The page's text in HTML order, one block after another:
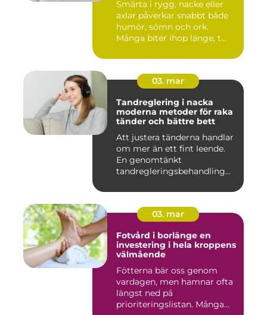
Smärta i rygg, nacke eller
axlar påverkar snabbt både
humör, sömn och ork.
Många biter ihop länge, t...
03. mar
Tandreglering i nacka
moderna metoder för raka
tänder och bättre bett
Att justera tänderna handlar
om mer än ett fint leende.
En genomtänkt
tandregleringsbehandling
03. mar
Fotvård i borlänge en
investering i hela kroppens
välmående
Fötterna bär oss genom
vardagen, men hamnar ofta
längst ned på
prioriteringslistan. Många